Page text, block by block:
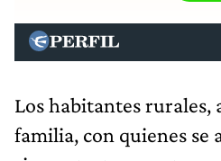
Los habitantes rurales,
familia, con quienes se